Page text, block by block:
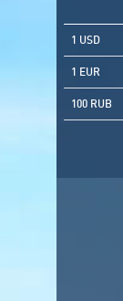
1 USD
1 EUR
100 RUB